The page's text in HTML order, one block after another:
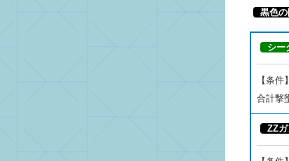
黒色
シー
【条
合計撃
ZZガ